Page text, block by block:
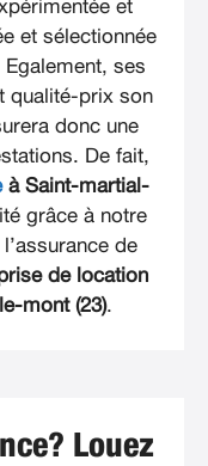
et
et sélectionnée
ses
qualité-prix son
donc une
De fait,
à Saint-martial-
grâce à notre
de
de location
mont (23).
Louez